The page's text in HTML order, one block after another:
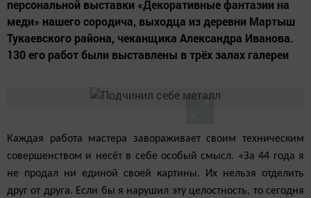
персональной выставки «Декоративные фантазии на
меди» нашего сородича, выходца из деревни Мартыш
Тукаевского района, чеканщика Александра Иванова.
130 его работ были выстав­лены в трёх залах галереи
Каждая работа мастера завораживает своим техни­ческим
совершенством и несёт в себе особый смысл. «За 44 года я
не продал ни единой своей картины. Их нельзя отделить
друг от друга. Если бы я нарушил эту целостность, то сегодня